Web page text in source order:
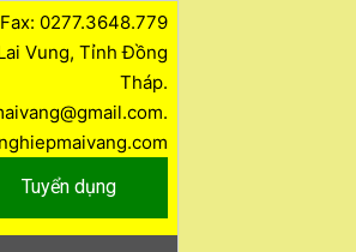
0277.3648.779
Vung, Tỉnh Đồng
Tháp.
Tuyển dụng